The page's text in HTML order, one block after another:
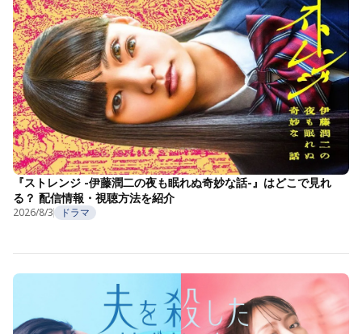
『ストレンジ -伊藤潤二の夜も眠れぬ奇妙な話-』はどこで見れ
る？ 配信情報・視聴方法を紹介
2026/8/3 ドラマ